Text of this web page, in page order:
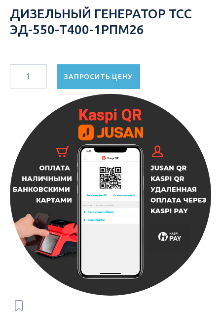
ДИЗЕЛЬНЫЙ ГЕНЕРАТОР ТСС
ЭД-550-Т400-1РПМ26
ЗАПРОСИТЬ ЦЕНУ